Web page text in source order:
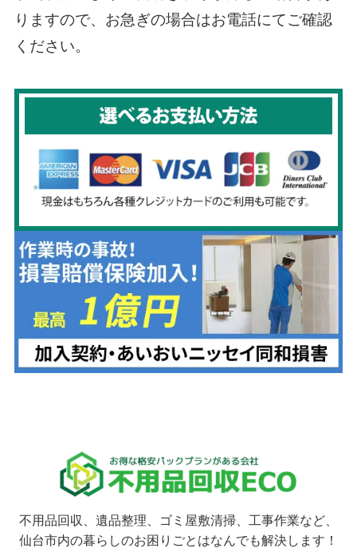
りますので、お急ぎの場合はお電話にてご確認
ください。
不用品回収、遺品整理、ゴミ屋敷清掃、工事作業など、
仙台市内の暮らしのお困りごとはなんでも解決します！